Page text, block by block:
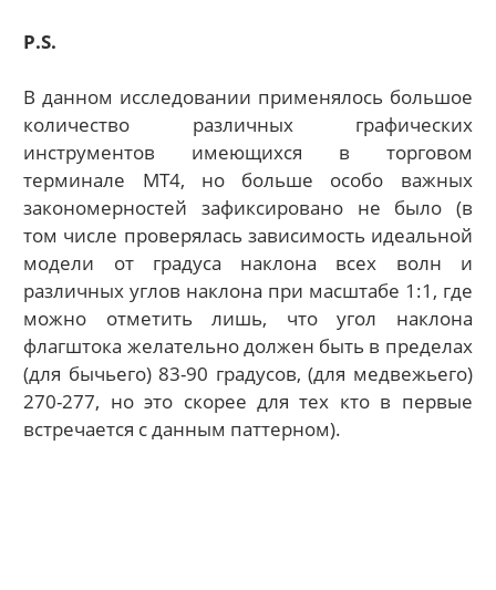
P.S.
В данном исследовании применялось большое
количество различных графических
инструментов имеющихся в торговом
терминале МТ4, но больше особо важных
закономерностей зафиксировано не было (в
том числе проверялась зависимость идеальной
модели от градуса наклона всех волн и
различных углов наклона при масштабе 1:1, где
можно отметить лишь, что угол наклона
флагштока желательно должен быть в пределах
(для бычьего) 83-90 градусов, (для медвежьего)
270-277, но это скорее для тех кто в первые
встречается с данным паттерном).